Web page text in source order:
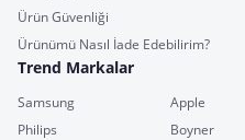
Ürün Güvenliği
Ürünümü Nasıl İade Edebilirim?
Trend Markalar
Samsung Apple
Philips
Boyner